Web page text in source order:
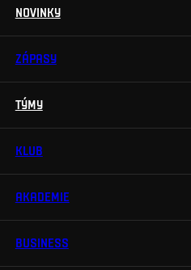
Handicapovaní fanoušci
Televizní aplikace
Na Spartu do Betano Zone
Fan Club Sparta
eSports
NOVINKY
ZÁPASY
TÝMY
KLUB
My jsme Sparta
AKADEMIE
O akademii
BUSINESS